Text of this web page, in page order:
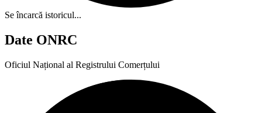
Se încarcă istoricul...
Date ONRC
Oficiul Național al Registrului Comerțului